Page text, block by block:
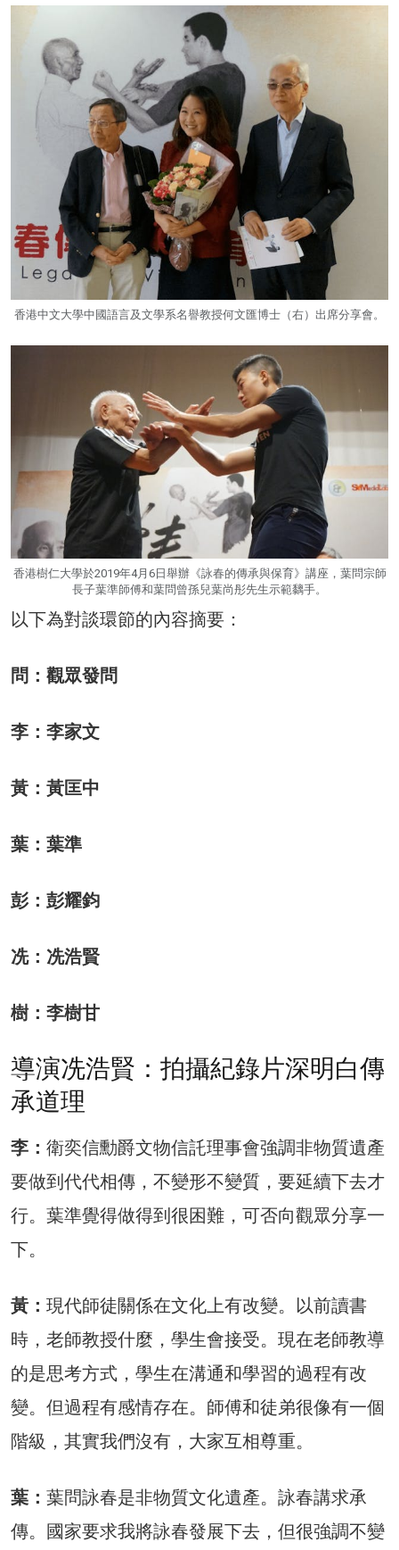
香港中文大學中國語言及文學系名譽教授何文匯博士（右）出席分享會。
香港樹仁大學於2019年4月6日舉辦《詠春的傳承與保育》講座，葉問宗師
長子葉準師傅和葉問曾孫兒葉尚彤先生示範黐手。
以下為對談環節的內容摘要：
問：觀眾發問
李：李家文
黃：黃匡中
葉：葉準
彭：彭耀鈞
冼：冼浩賢
樹：李樹甘
導演冼浩賢：拍攝紀錄片深明白傳
承道理
李： 衛奕信勳爵文物信託理事會強調非物質遺產
要做到代代相傳，不變形不變質，要延續下去才
行。葉準覺得做得到很困難，可否向觀眾分享一
下。
黃： 現代師徒關係在文化上有改變。以前讀書
時，老師教授什麼，學生會接受。現在老師教導
的是思考方式，學生在溝通和學習的過程有改
變。但過程有感情存在。師傅和徒弟很像有一個
階級，其實我們沒有，大家互相尊重。
葉： 葉問詠春是非物質文化遺產。詠春講求承
傳。國家要求我將詠春發展下去，但很強調不變